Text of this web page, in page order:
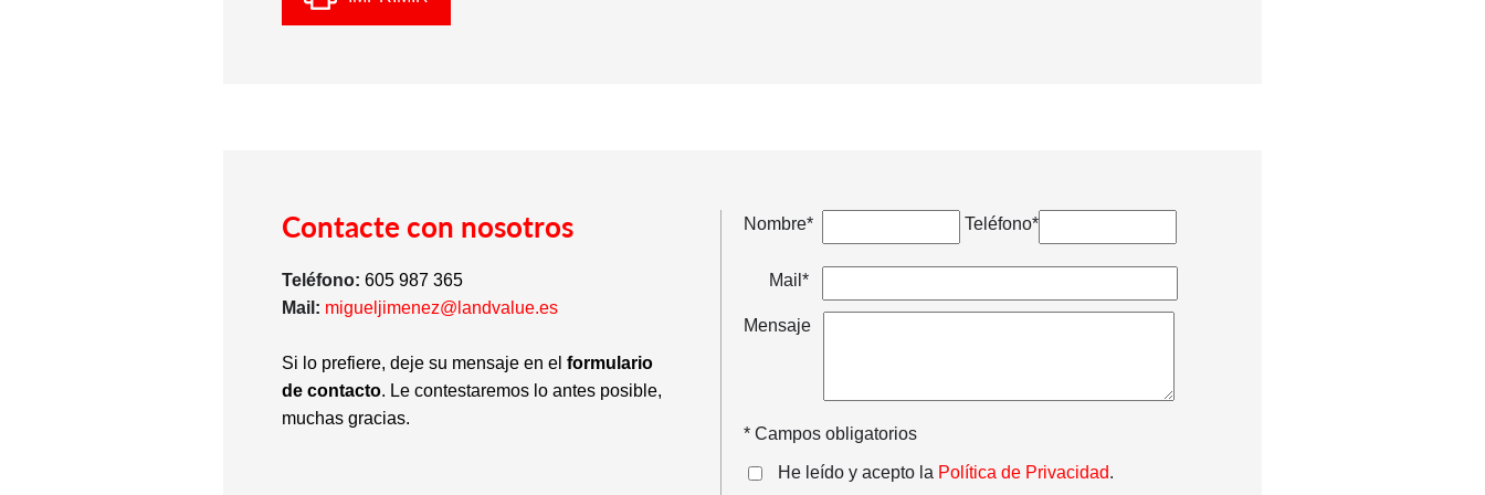
Contacte con nosotros
Teléfono:605 987 365
Mail: migueljimenez@landvalue.es
Si lo prefiere, deje su mensaje en elformulario
de contacto. Le contestaremos lo antes posible,
muchas gracias.
Nombre* Teléfono*
Mail*
Mensaje
* Campos obligatorios
He leído y acepto la Política de Privacidad.